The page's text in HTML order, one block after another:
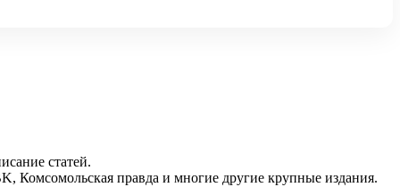
статей.
Комсомольская правда и многие другие крупные издания.